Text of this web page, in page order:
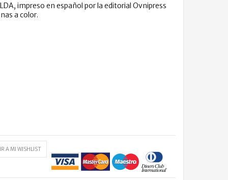
impreso en español por la editorial Ovnipress
a color.
A MI WISHLIST